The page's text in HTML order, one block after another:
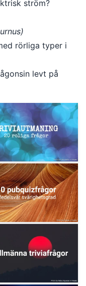
ström?
rörliga typer i
levt på